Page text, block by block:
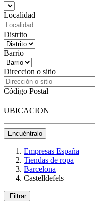
Localidad
Distrito
Barrio
Direccion o sitio
Código Postal
UBICACION
Encuéntralo
Empresas España
Tiendas de ropa
Barcelona
Castelldefels
Filtrar